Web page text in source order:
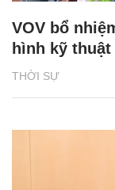
THỜI SỰ
VOV bổ
hình kỹ thuật